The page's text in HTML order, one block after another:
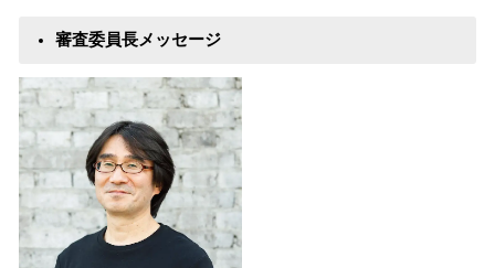
審査委員長メッセージ